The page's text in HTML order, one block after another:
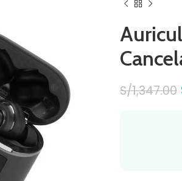
S/1,347.00